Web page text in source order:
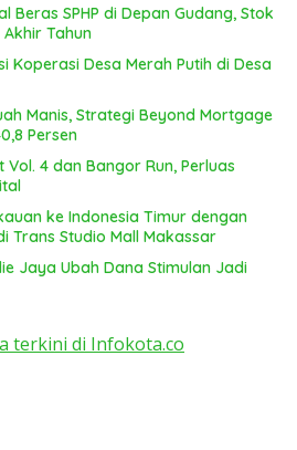
Beras SPHP di Depan Gudang, Stok
Tahun
Koperasi Desa Merah Putih di Desa
Manis, Strategi Beyond Mortgage
Persen
Vol. 4 dan Bangor Run, Perluas
ke Indonesia Timur dengan
Trans Studio Mall Makassar
Jaya Ubah Dana Stimulan Jadi
terkini di Infokota.co